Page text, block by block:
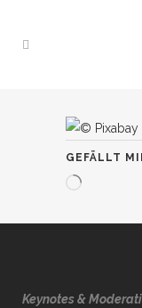
GEFÄLLT
Wird
Keynotes &